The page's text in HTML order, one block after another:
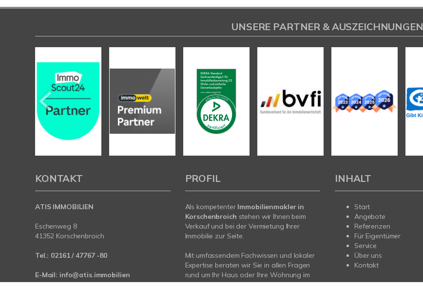
UNSERE PARTNER & AUSZEICHNUNGEN
KONTAKT
ATIS IMMOBILIEN
Eschenweg 8
41352 Korschenbroich
Tel.: 02161 / 47767 -80
E-Mail: info@atis.immobilien
PROFIL
Als kompetenter Immobilienmakler in
Korschenbroich stehen wir Ihnen beim
Verkauf und bei der Vermietung Ihrer
Immobilie zur Seite.
Mit umfassendem Fachwissen und lokaler
Expertise beraten wir Sie in allen Fragen
rund um Ihr Haus oder Ihre Wohnung im
Rhein-Kreis Neuss, Düsseldorf und
INHALT
Start
Angebote
Referenzen
Für Eigentümer
Service
Über uns
Kontakt